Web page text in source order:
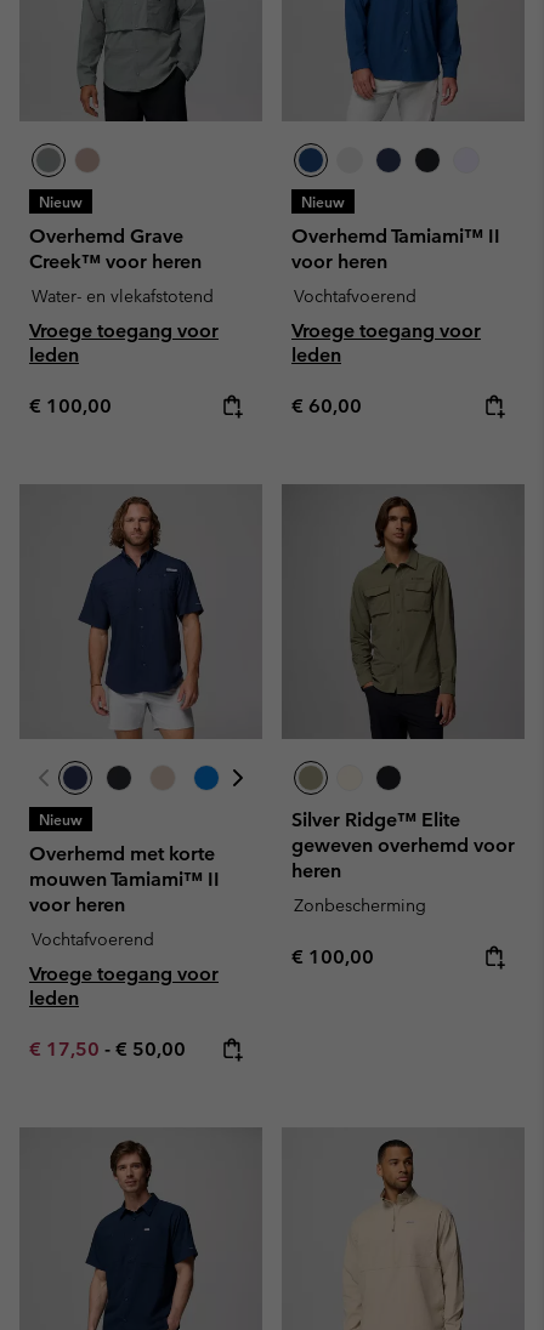
Nieuw
Overhemd Grave
Creek™ voor heren
Water- en vlekafstotend
Vroege toegang voor
leden
Regular price:
€ 100,00
Nieuw
Overhemd Tamiami™ II
voor heren
Vochtafvoerend
Vroege toegang voor
leden
Regular price:
€ 60,00
Nieuw
Overhemd met korte
mouwen Tamiami™ II
voor heren
Vochtafvoerend
Vroege toegang voor
leden
Minimum sale price:
€ 17,50 - Maximum price:
€ 50,00
Silver Ridge™ Elite
geweven overhemd voor
heren
Zonbescherming
Regular price:
€ 100,00